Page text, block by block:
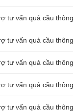
tư vấn quả cầu
tư vấn quả cầu
tư vấn quả cầu
tư vấn quả cầu
tư vấn quả cầu